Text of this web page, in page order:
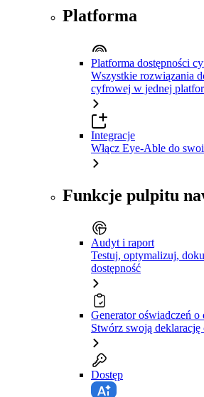
Platforma
Platforma dostępności
Wszystkie rozwiązania
cyfrowej w jednej
Integracje
Włącz Eye-Able do
Funkcje pulpitu
Audyt i raport
Testuj, optymalizuj,
dostępność
Generator oświadczeń o
Stwórz swoją deklarację
Dostęp